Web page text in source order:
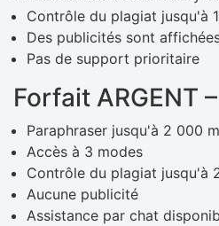
Contrôle du plagiat jusqu'à
Des publicités sont
Pas de support prioritaire
Forfait ARGENT
Paraphraser jusqu'à 2 000
Accès à 3 modes
Contrôle du plagiat jusqu'à
Aucune publicité
Assistance par chat